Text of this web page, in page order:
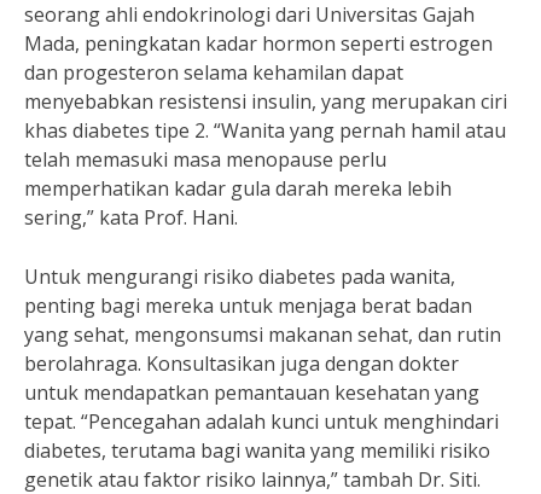
seorang ahli endokrinologi dari Universitas Gajah
Mada, peningkatan kadar hormon seperti estrogen
dan progesteron selama kehamilan dapat
menyebabkan resistensi insulin, yang merupakan ciri
khas diabetes tipe 2. “Wanita yang pernah hamil atau
telah memasuki masa menopause perlu
memperhatikan kadar gula darah mereka lebih
sering,” kata Prof. Hani.
Untuk mengurangi risiko diabetes pada wanita,
penting bagi mereka untuk menjaga berat badan
yang sehat, mengonsumsi makanan sehat, dan rutin
berolahraga. Konsultasikan juga dengan dokter
untuk mendapatkan pemantauan kesehatan yang
tepat. “Pencegahan adalah kunci untuk menghindari
diabetes, terutama bagi wanita yang memiliki risiko
genetik atau faktor risiko lainnya,” tambah Dr. Siti.